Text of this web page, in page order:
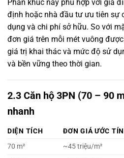
Phân khúc này phù hợp với gia
định hoặc nhà đầu tư ưu tiên sự
dụng và chi phí sở hữu. So với
đơn giá trên mỗi mét vuông
giá trị khai thác và mức độ sử
và bền vững theo thời gian.
2.3 Căn hộ 3PN (70 – 90
nhanh
DIỆN TÍCH ĐƠN GIÁ ƯỚC
70 m²
~45 triệu/m²